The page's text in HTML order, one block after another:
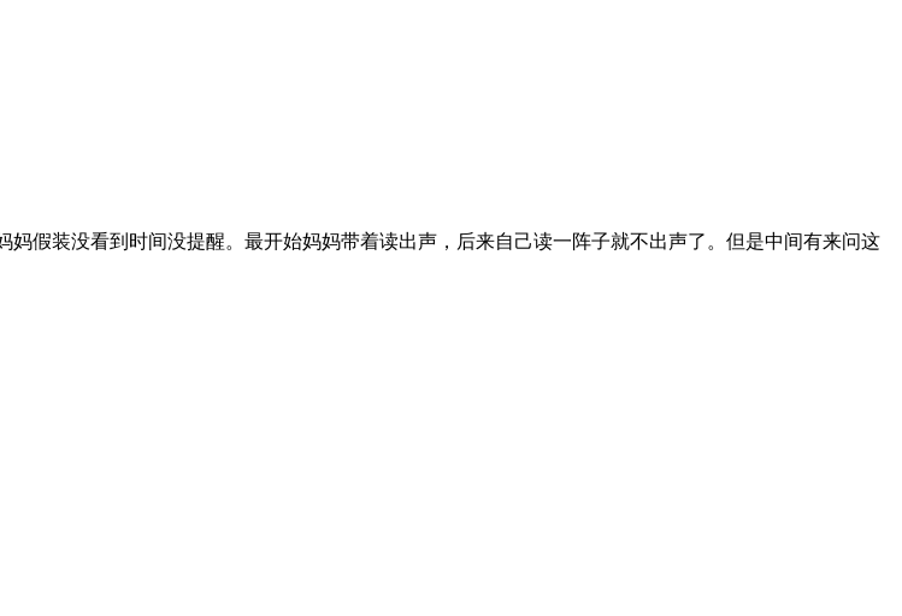
假装没看到时间没提醒。最开始妈妈带着读出声，后来自己读一阵子就不出声了。但是中间有来问这